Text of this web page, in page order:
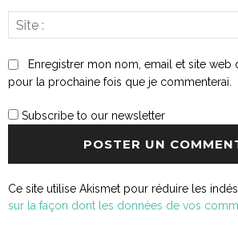
Enregistrer mon nom, email et site web
pour la prochaine fois que je commenterai.
Subscribe to our newsletter
Ce site utilise Akismet pour réduire les
sur la façon dont les données de vos